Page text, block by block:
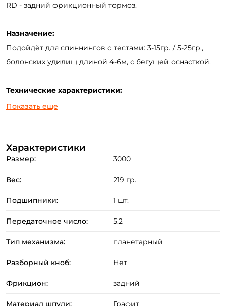
RD - задний фрикционный тормоз.
Назначение:
Подойдёт для спиннингов с тестами: 3-15гр. / 5-25гр.,
болонских удилищ длиной 4-6м, с бегущей оснасткой.
Технические характеристики:
- 1 шариковый подшипник,
- Графитовая шпуля,
- Рукоятка с винтовым типом фиксации.
- Эргономичная пластиковая ручка (кноб).
Показать еще
Характеристики
Размер: 3000
Вес: 219 гр.
Подшипники: 1 шт.
Передаточное число: 5.2
Тип механизма: планетарный
Разборный кноб: Нет
Фрикцион: задний
Материал шпули: Графит
Создать аккаунт
ФИО: *